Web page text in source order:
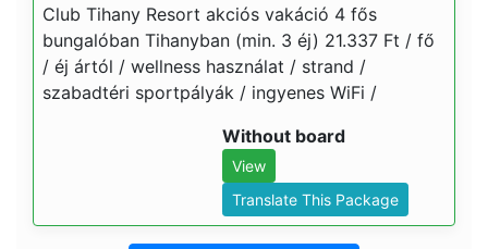
Club Tihany Resort akciós vakáció 4 fős
bungalóban Tihanyban (min. 3 éj) 21.337 Ft / fő
/ éj ártól / wellness használat / strand /
szabadtéri sportpályák / ingyenes WiFi /
Without board
View
Translate This Package